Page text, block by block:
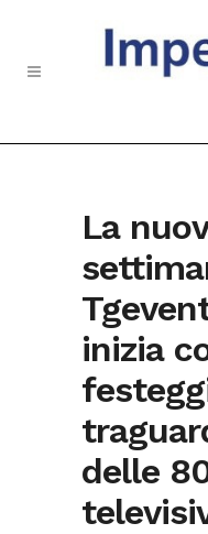
La
inizia
delle